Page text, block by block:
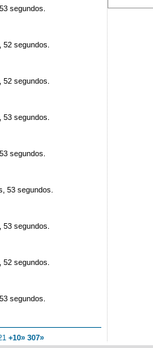
segundos.
segundos.
segundos.
segundos.
segundos.
53 segundos.
segundos.
segundos.
segundos.
+10» 307»